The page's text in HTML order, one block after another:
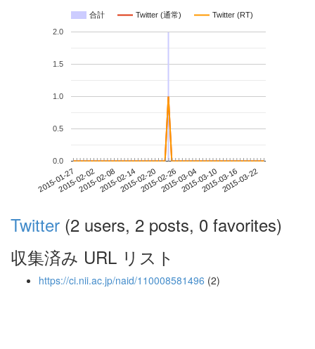
合計 Twitter (通常) Twitter (RT)
2015-01-272015-02-022015-02-082015-02-142015-02-202015-02-262015-03-042015-03-102015-03-162015-03-22
0.0
0.5
1.0
1.5
2.0
Twitter (2 users, 2 posts, 0 favorites)
収集済み URL リスト
https://ci.nii.ac.jp/naid/110008581496 (2)